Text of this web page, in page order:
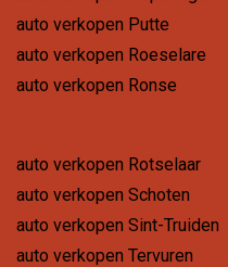
auto verkopen Putte
auto verkopen Roeselare
auto verkopen Ronse
auto verkopen Rotselaar
auto verkopen Schoten
auto verkopen Sint-Truiden
auto verkopen Tervuren